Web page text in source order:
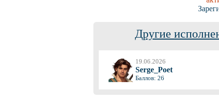
Другие
19.06.2026
Serge_Poet
Баллов: 26